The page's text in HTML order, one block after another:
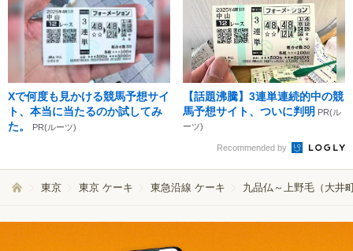
Xで何度も見かける競馬予想サイ
ト、本当に当たるのか試してみ
た。
PR(ルーツ)
【話題沸騰】3連単連続的中の競
馬予想サイト、ついに判明 PR(ル
ーツ)
Recommended by
東京 東京 ケーキ 東急沿線 ケーキ 九品仏～上野毛（大井